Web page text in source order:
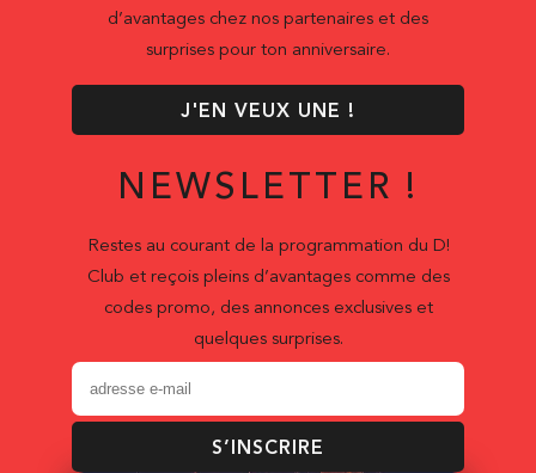
d’avantages chez nos partenaires et des
surprises pour ton anniversaire.
J'EN VEUX UNE !
NEWSLETTER !
Restes au courant de la programmation du D!
Club et reçois pleins d’avantages comme des
codes promo, des annonces exclusives et
quelques surprises.
S’INSCRIRE